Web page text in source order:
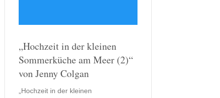
„Hochzeit in der kleinen
Sommerküche am Meer (2)“
von Jenny Colgan
„Hochzeit in der kleinen